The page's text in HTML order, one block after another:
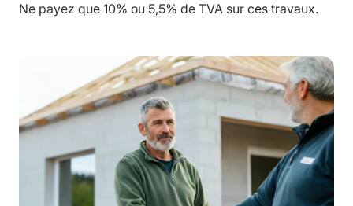
Ne payez que 10% ou 5,5% de TVA sur ces travaux.